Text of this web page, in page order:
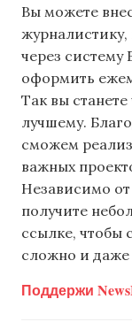
Вы можете
через систему
оформить
Так вы
лучшему.
сможем
важных
Независимо
получите
ссылке, чтобы
сложно и даже
Поддержи